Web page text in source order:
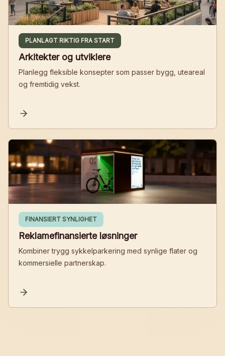
PLANLAGT RIKTIG FRA START
Arkitekter og utviklere
Planlegg fleksible konsepter som passer bygg, uteareal
og fremtidig vekst.
FINANSIERT SYNLIGHET
Reklamefinansierte løsninger
Kombiner trygg sykkelparkering med synlige flater og
kommersielle partnerskap.